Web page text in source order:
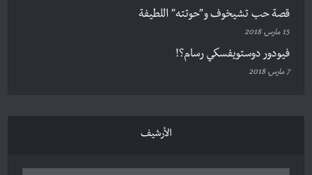
قصة حب تشيخوف و”حوتته” اللطيفة
15 مارس، 2018
فيودور دوستويفسكي رسام؟!
7 مارس، 2018
الأرشيف